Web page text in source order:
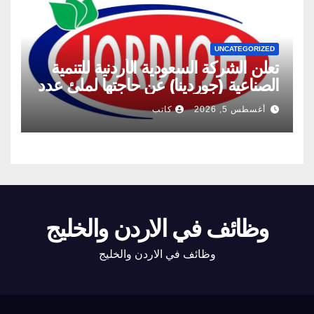
UNCATEGORIZED
تعلن الشركة السعودية الأردنية للتنمية
الصناعية (جوردينا) عن حاجتها لملئ عدد
من الشواغر
أغسطس 5, 2026 كاتب
وظائف في الاردن والخليج
وظائف في الاردن والخليج